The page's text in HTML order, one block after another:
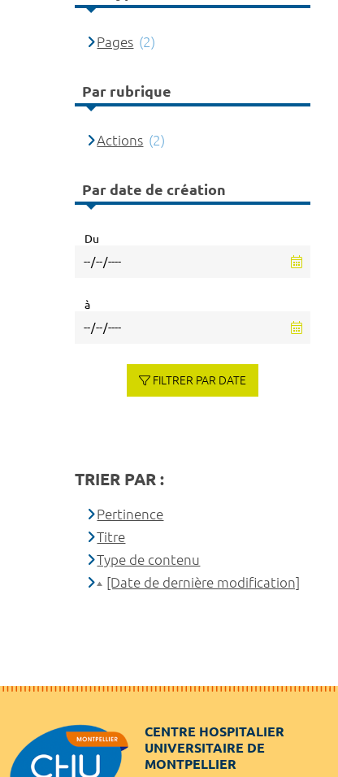
Pages (2)
Par rubrique
Actions (2)
Par date de création
Du
à
FILTRER PAR DATE
TRIER PAR :
Pertinence
Titre
Type de contenu
[Date de dernière modification]
CENTRE HOSPITALIER
UNIVERSITAIRE DE
MONTPELLIER